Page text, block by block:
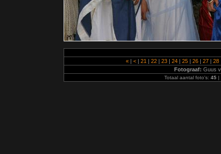
« | < | 21 | 22 | 23 | 24 | 25 | 26 | 27 | 28
Fotograaf: Guus
Totaal aantal foto's: 45 |